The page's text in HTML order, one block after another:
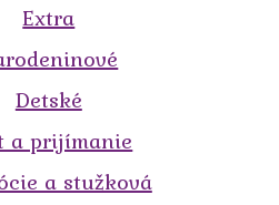
Extra
Detské
a prijímanie
a stužková